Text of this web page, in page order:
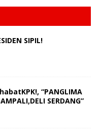
SIPIL!
“PANGLIMA
SERDANG”